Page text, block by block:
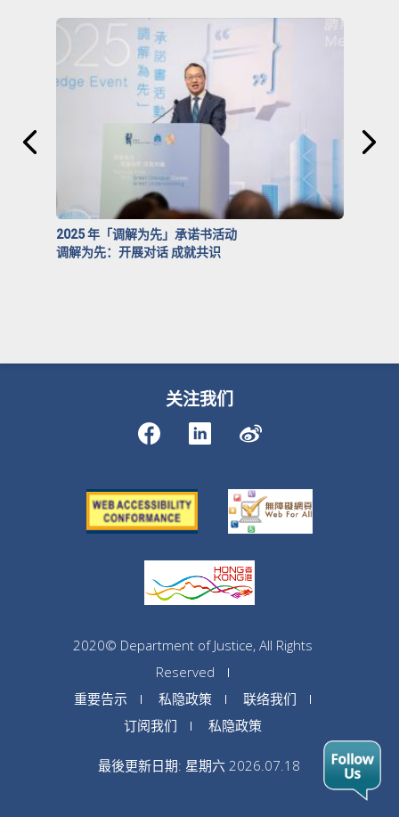
2025 年「调解为先」承诺书活动
调解为先：开展对话 成就共识
关注我们
2020© Department of Justice, All Rights
Reserved
重要告示
私隐政策
联络我们
订阅我们
私隐政策
最後更新日期: 星期六 2026.07.18